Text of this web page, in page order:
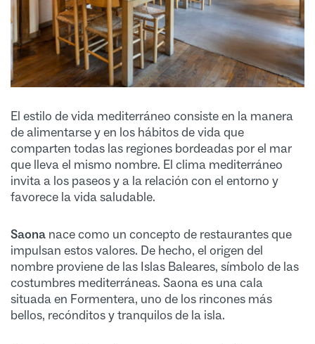
El estilo de vida mediterráneo consiste en la manera
de alimentarse y en los hábitos de vida que
comparten todas las regiones bordeadas por el mar
que lleva el mismo nombre. El clima mediterráneo
invita a los paseos y a la relación con el entorno y
favorece la vida saludable.
Saona nace como un concepto de restaurantes que
impulsan estos valores. De hecho, el origen del
nombre proviene de las Islas Baleares, símbolo de las
costumbres mediterráneas. Saona es una cala
situada en Formentera, uno de los rincones más
bellos, recónditos y tranquilos de la isla.